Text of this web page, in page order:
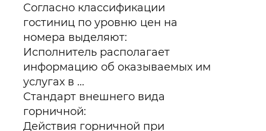
Согласно классификации
гостиниц по уровню цен на
номера выделяют:
Исполнитель располагает
информацию об оказываемых им
услугах в ...
Стандарт внешнего вида
горничной:
Действия горничной при